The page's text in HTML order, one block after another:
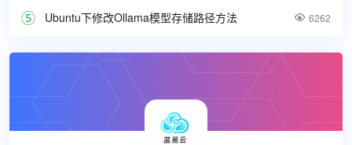
Ubuntu下修改Ollama模型存储路径方法  6262